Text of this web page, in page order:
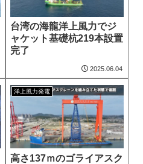
台湾の海龍洋上風力でジ
ャケット基礎杭219本設置
完了
2025.06.04
洋上風力発電
高さ137ｍのゴライアスク